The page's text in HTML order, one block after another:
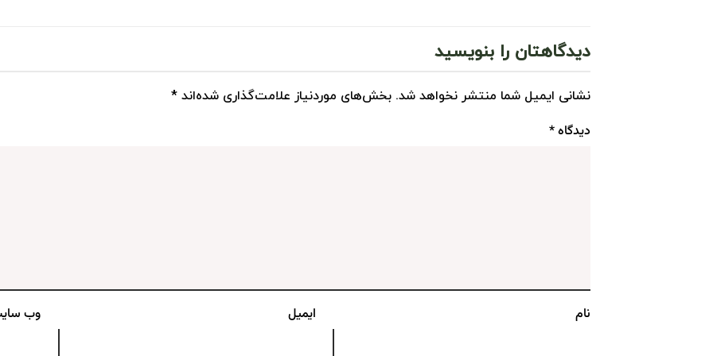
دیدگاهتان را بنویسید
نشانی ایمیل شما منتشر نخواهد شد. بخش‌های موردنیاز علامت‌گذاری شده‌اند *
دیدگاه*
نام ایمیل وب‌